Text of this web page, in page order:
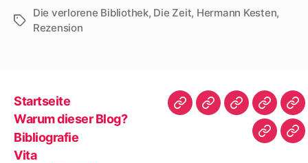
Schlagwörter
Die verlorene Bibliothek, Die Zeit, Hermann Kesten,
Rezension
Startseite
Warum dieser Blog?
Bibliografie
Vita
Startseite
WarumBibliografie
Vita
|